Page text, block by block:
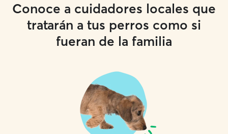
Conoce a cuidadores locales que
tratarán a tus perros como si
fueran de la familia